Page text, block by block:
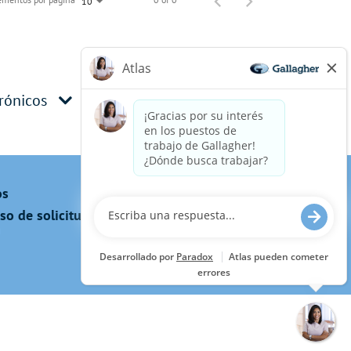
de solicitud, incluido el uso de este